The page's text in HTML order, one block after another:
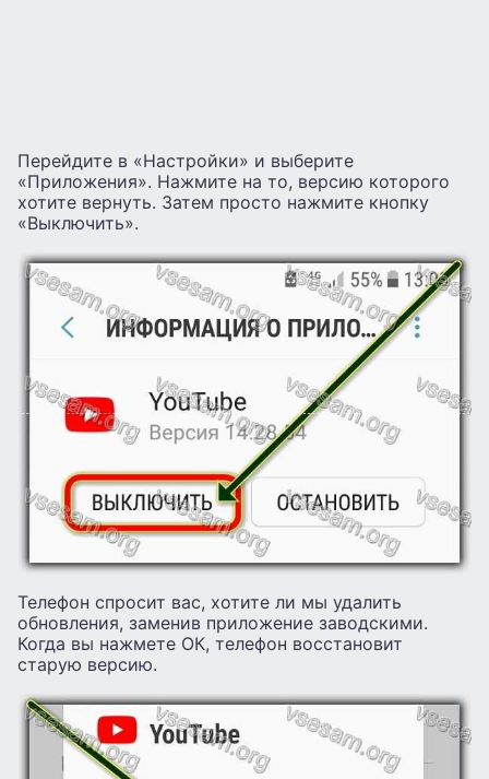
Перейдите в «Настройки» и выберите
«Приложения». Нажмите на то, версию которого
хотите вернуть. Затем просто нажмите кнопку
«Выключить».
Телефон спросит вас, хотите ли мы удалить
обновления, заменив приложение заводскими.
Когда вы нажмете ОК, телефон восстановит
старую версию.